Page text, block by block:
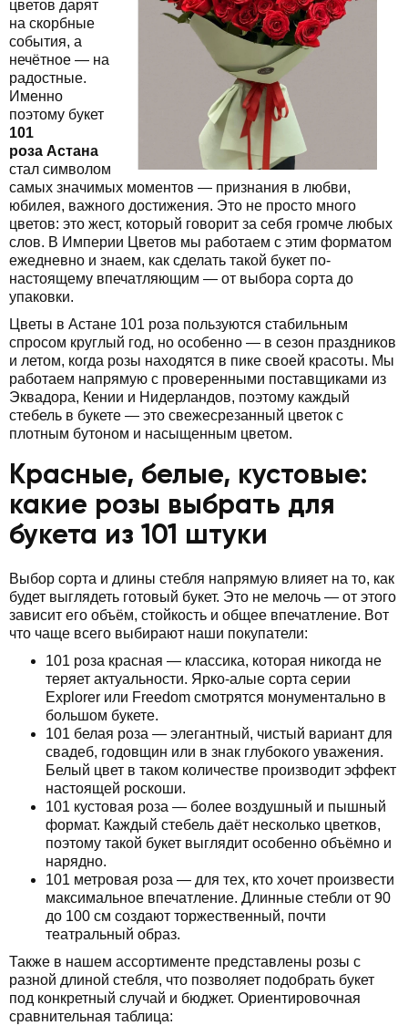
цветов дарят
на скорбные
события, а
нечётное — на
радостные.
Именно
поэтому букет
101
роза Астана
стал символом
самых значимых моментов — признания в любви,
юбилея, важного достижения. Это не просто много
цветов: это жест, который говорит за себя громче любых
слов. В Империи Цветов мы работаем с этим форматом
ежедневно и знаем, как сделать такой букет по-
настоящему впечатляющим — от выбора сорта до
упаковки.
Цветы в Астане 101 роза пользуются стабильным
спросом круглый год, но особенно — в сезон праздников
и летом, когда розы находятся в пике своей красоты. Мы
работаем напрямую с проверенными поставщиками из
Эквадора, Кении и Нидерландов, поэтому каждый
стебель в букете — это свежесрезанный цветок с
плотным бутоном и насыщенным цветом.
Красные, белые, кустовые:
какие розы выбрать для
букета из 101 штуки
Выбор сорта и длины стебля напрямую влияет на то, как
будет выглядеть готовый букет. Это не мелочь — от этого
зависит его объём, стойкость и общее впечатление. Вот
что чаще всего выбирают наши покупатели:
101 роза красная — классика, которая никогда не
теряет актуальности. Ярко-алые сорта серии
Explorer или Freedom смотрятся монументально в
большом букете.
101 белая роза — элегантный, чистый вариант для
свадеб, годовщин или в знак глубокого уважения.
Белый цвет в таком количестве производит эффект
настоящей роскоши.
101 кустовая роза — более воздушный и пышный
формат. Каждый стебель даёт несколько цветков,
поэтому такой букет выглядит особенно объёмно и
нарядно.
101 метровая роза — для тех, кто хочет произвести
максимальное впечатление. Длинные стебли от 90
до 100 см создают торжественный, почти
театральный образ.
Также в нашем ассортименте представлены розы с
разной длиной стебля, что позволяет подобрать букет
под конкретный случай и бюджет. Ориентировочная
сравнительная таблица: